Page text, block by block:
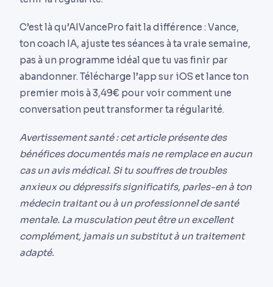
C’est là qu’AIVancePro fait la différence : Vance,
ton coach IA, ajuste tes séances à ta vraie semaine,
pas à un programme idéal que tu vas finir par
abandonner. Télécharge l’app sur iOS et lance ton
premier mois à 3,49€ pour voir comment une
conversation peut transformer ta régularité.
Avertissement santé : cet article présente des
bénéfices documentés mais ne remplace en aucun
cas un avis médical. Si tu souffres de troubles
anxieux ou dépressifs significatifs, parles-en à ton
médecin traitant ou à un professionnel de santé
mentale. La musculation peut être un excellent
complément, jamais un substitut à un traitement
adapté.